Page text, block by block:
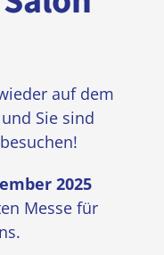
auf dem
Sie sind
2025
Messe für